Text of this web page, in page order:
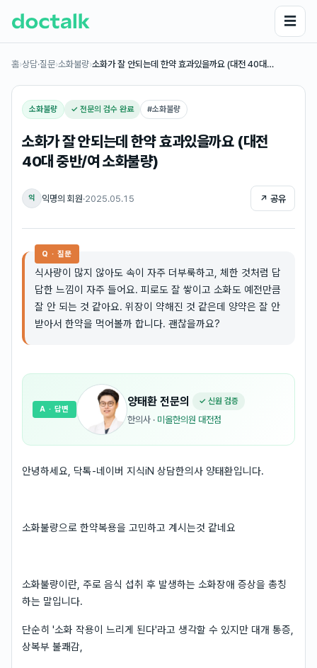
☰
홈›상담·질문›소화불량›소화가 잘 안되는데 한약 효과있을까요 (대전 40대…
소화불량 ✓ 전문의 검수 완료 #소화불량
소화가 잘 안되는데 한약 효과있을까요 (대전
40대 중반/여 소화불량)
익 익명의 회원·2025.05.15 ↗ 공유
Q · 질문
식사량이 많지 않아도 속이 자주 더부룩하고, 체한 것처럼 답
답한 느낌이 자주 들어요. 피로도 잘 쌓이고 소화도 예전만큼
잘 안 되는 것 같아요. 위장이 약해진 것 같은데 양약은 잘 안
받아서 한약을 먹어볼까 합니다. 괜찮을까요?
양태환 전문의 ✓ 신원 검증
한의사 · 미올한의원 대전점
A · 답변
안녕하세요, 닥톡-네이버 지식iN 상담한의사 양태환입니다.
소화불량으로 한약복용을 고민하고 계시는것 같네요
소화불량이란, 주로 음식 섭취 후 발생하는 소화장애 증상을 총칭
하는 말입니다.
단순히 '소화 작용이 느리게 된다'라고 생각할 수 있지만 대개 통증,
상복부 불쾌감,